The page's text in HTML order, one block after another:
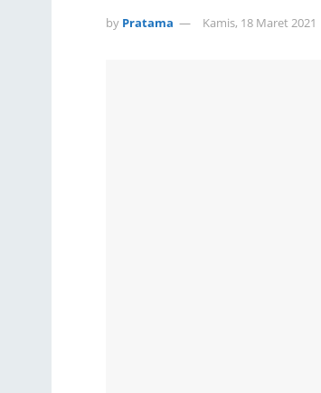
by Pratama Kamis, 18 Maret 2021